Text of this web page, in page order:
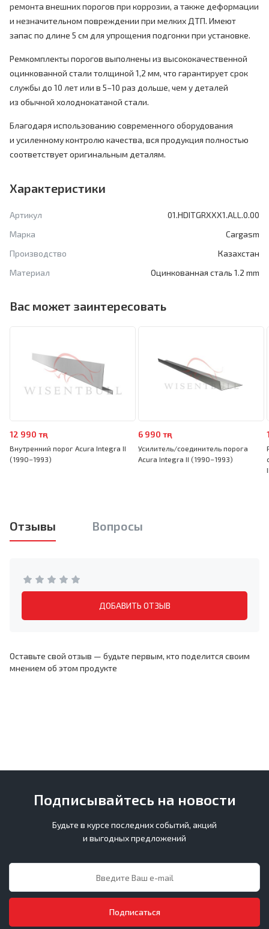
ремонта внешних порогов при коррозии, а также деформации
и незначительном повреждении при мелких ДТП. Имеют
запас по длине 5 см для упрощения подгонки при установке.
Ремкомплекты порогов выполнены из высококачественной
оцинкованной стали толщиной 1,2 мм, что гарантирует срок
службы до 10 лет или в 5–10 раз дольше, чем у деталей
из обычной холоднокатаной стали.
Благодаря использованию современного оборудования
и усиленному контролю качества, вся продукция полностью
соответствует оригинальным деталям.
Характеристики
Артикул
01.HDITGRXXX1.ALL.0.00
Марка
Cargasm
Производство
Казахстан
Материал
Оцинкованная сталь 1.2 mm
Вас может заинтересовать
12 990 тңг
Внутренний порог Acura Integra II
(1990–1993)
6 990 тңг
Усилитель/соединитель порога
Acura Integra II (1990–1993)
Отзывы Вопросы
ДОБАВИТЬ ОТЗЫВ
Оставьте свой отзыв — будьте первым, кто поделится своим
мнением об этом продукте
Подписывайтесь на новости
Будьте в курсе последних событий, акций
и выгодных предложений
Подписаться